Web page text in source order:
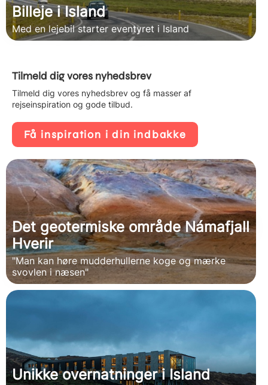
Billeje i Island
Med en lejebil starter eventyret i Island
Tilmeld dig vores nyhedsbrev
Tilmeld dig vores nyhedsbrev og få masser af
rejseinspiration og gode tilbud.
Få inspiration i din indbakke
Det geotermiske område Námafjall
Hverir
"Man kan høre mudderhullerne koge og mærke
svovlen i næsen"
Unikke overnatninger i Island